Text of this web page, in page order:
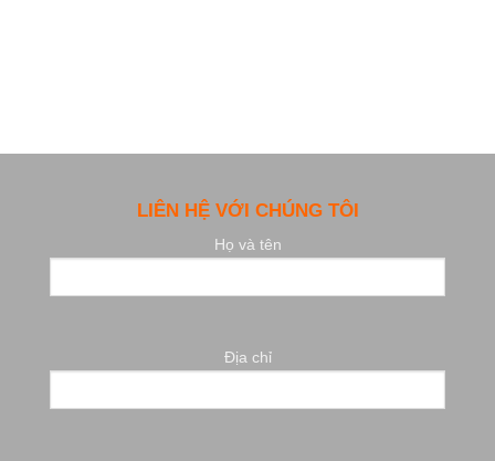
LIÊN HỆ VỚI CHÚNG TÔI
Họ và tên
Địa chỉ